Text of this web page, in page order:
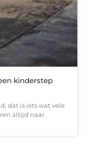
kinderstep
dat is iets wat vele
altijd naar